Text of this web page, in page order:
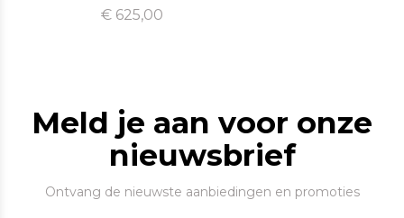
€ 625,00
Meld je aan voor onze
nieuwsbrief
Ontvang de nieuwste aanbiedingen en promoties